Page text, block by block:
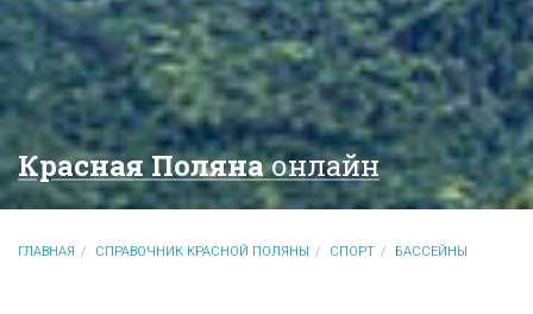
Красная Полянаонлайн
ГЛАВНАЯ СПРАВОЧНИК КРАСНОЙ ПОЛЯНЫ СПОРТ БАССЕЙНЫ